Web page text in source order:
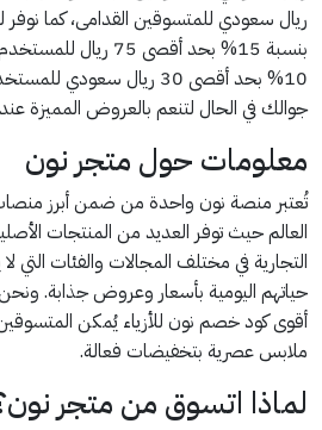
ريال سعودي للمتسوقين القدامى، كما
بنسبة 15% بحد أقصى
10% بحد أقصى 30 ريال
جوالك في الحال لتنعم بالعروض المميزة
معلومات حول متجر نون
تُعتبر منصة نون واحدة من ضمن أبرز منصات
العالم حيث توفر العديد من المنتجات
التجارية في مختلف المجالات والفئات التي
حياتهم اليومية بأسعار وعروض جذابة.
أقوى كود خصم نون للأزياء يُمكن
ملابس عصرية بتخفيضات فعالة.
لماذا اتسوق من متجر